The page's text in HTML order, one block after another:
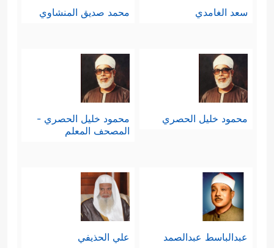
سعد الغامدي محمد صديق المنشاوي
محمود خليل الحصري
محمود خليل الحصري -
المصحف المعلم
عبدالباسط عبدالصمد علي الحذيفي